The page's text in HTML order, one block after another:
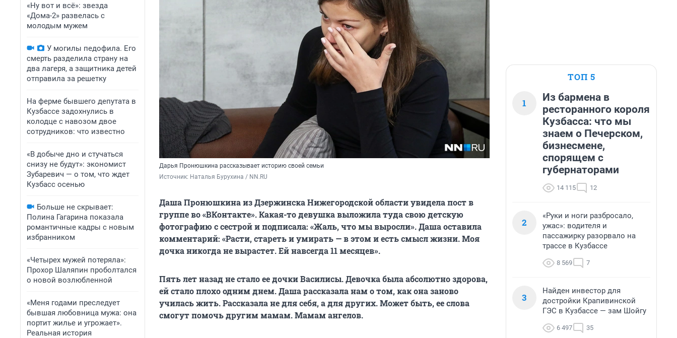
«Ну вот и всё»: звезда
«Дома-2» развелась с
молодым мужем
У могилы педофила. Его
смерть разделила страну на
два лагеря, а защитника детей
отправила за решетку
На ферме бывшего депутата в
Кузбассе задохнулись в
колодце с навозом двое
сотрудников: что известно
«В добыче дно и стучаться
снизу не будут»: экономист
Зубаревич — о том, что ждет
Кузбасс осенью
Больше не скрывает:
Полина Гагарина показала
романтичные кадры с новым
избранником
«Четырех мужей потеряла»:
Прохор Шаляпин проболтался
о новой возлюбленной
«Меня годами преследует
бывшая любовница мужа: она
портит жилье и угрожает».
Реальная история
Дарья Пронюшкина рассказывает историю своей семьи
Источник: Наталья Бурухина / NN.RU
Даша Пронюшкина из Дзержинска Нижегородской области увидела пост в
группе во «ВКонтакте». Какая-то девушка выложила туда свою детскую
фотографию с сестрой и подписала: «Жаль, что мы выросли». Даша оставила
комментарий: «Расти, стареть и умирать — в этом и есть смысл жизни. Моя
дочка никогда не вырастет. Ей навсегда 11 месяцев».
Пять лет назад не стало ее дочки Василисы. Девочка была абсолютно здорова,
ей стало плохо одним днем.Даша рассказала нам о том, как она заново
училась жить. Рассказала не для себя, а для других. Может быть, ее слова
смогут помочь другим мамам. Мамам ангелов.
ТОП 5
1
Из бармена в
ресторанного короля
Кузбасса: что мы
знаем о Печерском,
бизнесмене,
спорящем с
губернаторами
14 115 12
2
«Руки и ноги разбросало,
ужас»: водителя и
пассажирку разорвало на
трассе в Кузбассе
8 569 7
3
Найден инвестор для
достройки Крапивинской
ГЭС в Кузбассе — зам Шойгу
6 497 35